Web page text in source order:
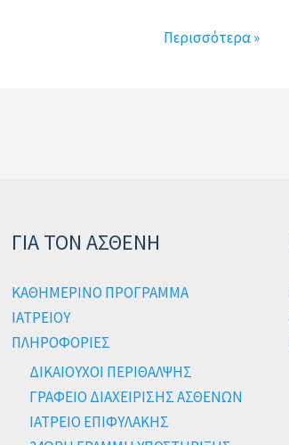
Περισσότερα »
ΓΙΑ ΤΟΝ ΑΣΘΕΝΗ
ΚΑΘΗΜΕΡΙΝΟ ΠΡΟΓΡΑΜΜΑ
ΙΑΤΡΕΙΟΥ
ΠΛΗΡΟΦΟΡΙΕΣ
ΔΙΚΑΙΟΥΧΟΙ ΠΕΡΙΘΑΛΨΗΣ
ΓΡΑΦΕΙΟ ΔΙΑΧΕΙΡΙΣΗΣ ΑΣΘΕΝΩΝ
ΙΑΤΡΕΙΟ ΕΠΙΦΥΛΑΚΗΣ